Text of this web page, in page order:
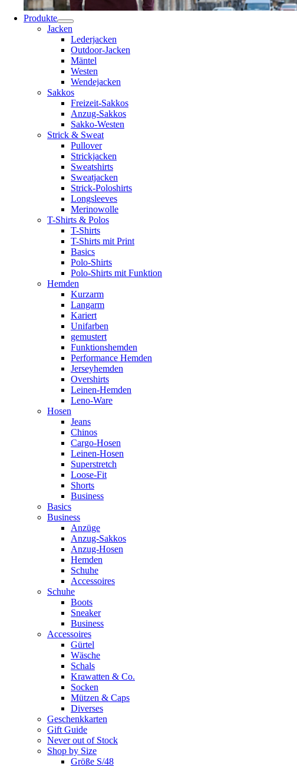
Produkte
Jacken
Lederjacken
Outdoor-Jacken
Mäntel
Westen
Wendejacken
Sakkos
Freizeit-Sakkos
Anzug-Sakkos
Sakko-Westen
Strick & Sweat
Pullover
Strickjacken
Sweatshirts
Sweatjacken
Strick-Poloshirts
Longsleeves
Merinowolle
T-Shirts & Polos
T-Shirts
T-Shirts mit Print
Basics
Polo-Shirts
Polo-Shirts mit Funktion
Hemden
Kurzarm
Langarm
Kariert
Unifarben
gemustert
Funktionshemden
Performance Hemden
Jerseyhemden
Overshirts
Leinen-Hemden
Leno-Ware
Hosen
Jeans
Chinos
Cargo-Hosen
Leinen-Hosen
Superstretch
Loose-Fit
Shorts
Business
Basics
Business
Anzüge
Anzug-Sakkos
Anzug-Hosen
Hemden
Schuhe
Accessoires
Schuhe
Boots
Sneaker
Business
Accessoires
Gürtel
Wäsche
Schals
Krawatten & Co.
Socken
Mützen & Caps
Diverses
Geschenkkarten
Gift Guide
Never out of Stock
Shop by Size
Größe S/48